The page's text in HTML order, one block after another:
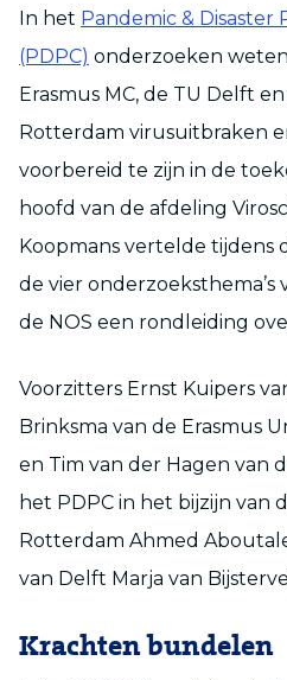
In het Pandemic & Disaster
(PDPC) onderzoeken
Erasmus MC, de TU Delft
Rotterdam virusuitbraken
voorbereid te zijn in de
hoofd van de afdeling
Koopmans vertelde tijdens
de vier
de NOS een rondleiding
Voorzitters Ernst Kuipers
Brinksma van de Erasmus
en Tim van der Hagen van
het PDPC in het bijzijn van
Rotterdam Ahmed
van Delft Marja van
Krachten bundelen